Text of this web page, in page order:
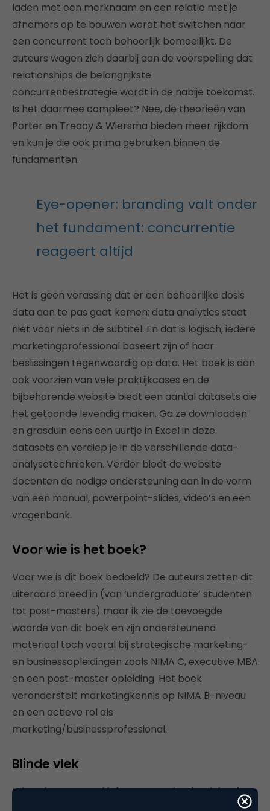
laden met een merknaam en een relatie met je
afnemers op te bouwen wordt het switchen naar
een concurrent toch behoorlijk bemoeilijkt. De
auteurs wagen zich daarbij aan de voorspelling dat
relationships de belangrijkste
concurrentiestrategie wordt in de nabije toekomst.
Is het daarmee compleet? Nee, de theorieën van
Porter en Treacy & Wiersma bieden meer rijkdom
en kun je die ook prima gebruiken binnen de
fundamenten.
Eye-opener: branding valt onder
het fundament: concurrentie
reageert altijd
Het is geen verassing dat er een behoorlijke dosis
data aan te pas gaat komen; data analytics staat
niet voor niets in de subtitel. En dat is logisch, iedere
marketingprofessional baseert zijn of haar
beslissingen tegenwoordig op data. Het boek is dan
ook voorzien van vele praktijkcases en de
bijbehorende website biedt een aantal datasets die
het getoonde levendig maken. Ga ze downloaden
en grasduin eens een uurtje in Excel in deze
datasets en verdiep je in de verschillende data-
analysetechnieken. Verder biedt de website
docenten de nodige ondersteuning aan in de vorm
van een manual, powerpoint-slides, video’s en een
vragenbank.
Voor wie is het boek?
Voor wie is dit boek bedoeld? De auteurs zetten dit
uiteraard breed in (van ‘undergraduate’ studenten
tot post-masters) maar ik zie de toevoegde
waarde van dit boek en zijn ondersteunend
materiaal toch vooral bij strategische marketing-
en businessopleidingen zoals NIMA C, executive MBA
en een post-master opleiding. Het boek
veronderstelt marketingkennis op NIMA B-niveau
en een actieve rol als
marketing/businessprofessional.
Blinde vlek
Is het dan een en al lofzang? Nee, het boek heeft